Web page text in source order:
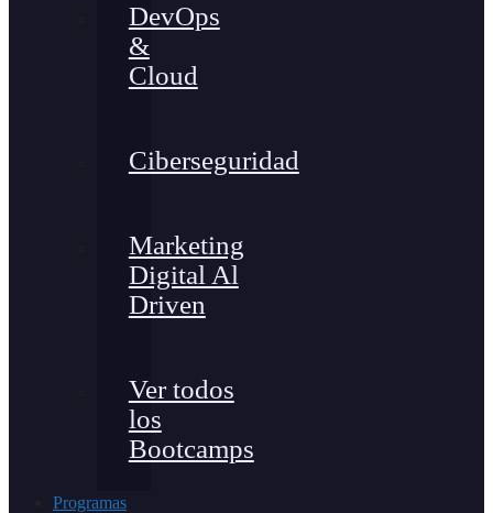
DevOps
&
Cloud
Ciberseguridad
Marketing
Digital Al
Driven
Ver todos
los
Bootcamps
Programas